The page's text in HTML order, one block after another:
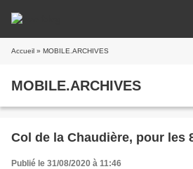
Accueil » MOBILE.ARCHIVES
MOBILE.ARCHIVES
Col de la Chaudière, pour les
Publié le 31/08/2020 à 11:46